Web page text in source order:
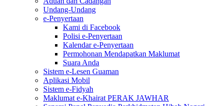
Undang-Undang
e-Penyertaan
Kami di Facebook
Polisi e-Penyertaan
Kalendar e-Penyertaan
Permohonan Mendapatkan Maklumat
Suara Anda
Sistem e-Lesen Guaman
Aplikasi Mobil
Sistem e-Fidyah
Maklumat e-Khairat PERAK JAWHAR